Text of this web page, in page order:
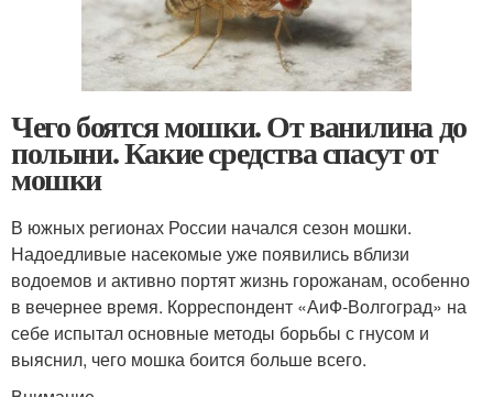
Чего боятся мошки. От ванилина до
полыни. Какие средства спасут от
мошки
В южных регионах России начался сезон мошки.
Надоедливые насекомые уже появились вблизи
водоемов и активно портят жизнь горожанам, особенно
в вечернее время. Корреспондент «АиФ-Волгоград» на
себе испытал основные методы борьбы с гнусом и
выяснил, чего мошка боится больше всего.